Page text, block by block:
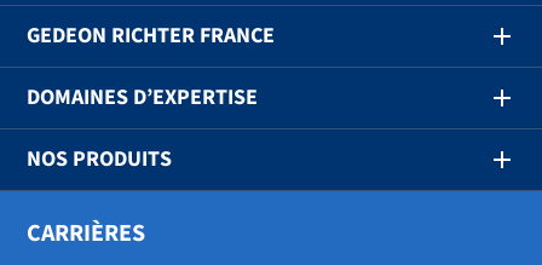
GEDEON RICHTER FRANCE
DOMAINES D’EXPERTISE
NOS PRODUITS
CARRIÈRES